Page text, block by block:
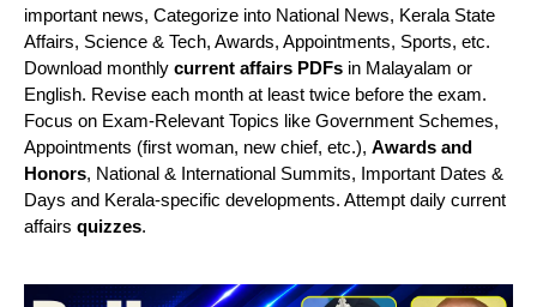
important news, Categorize into National News, Kerala State
Affairs, Science & Tech, Awards, Appointments, Sports, etc.
Download monthly current affairs PDFs in Malayalam or
English. Revise each month at least twice before the exam.
Focus on Exam-Relevant Topics like Government Schemes,
Appointments (first woman, new chief, etc.), Awards and
Honors, National & International Summits, Important Dates &
Days and Kerala-specific developments. Attempt daily current
affairs quizzes.